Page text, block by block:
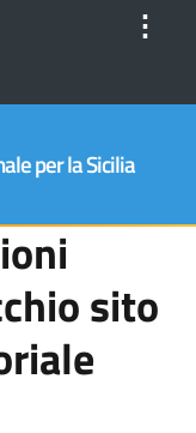
⋮
per la Sicilia
sito